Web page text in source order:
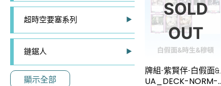
超時空要塞系列
鏈鋸人
顯示全部
SOLD
OUT
牌組-紫賢伴-白假面&
時生&穆頓
UA_DECK-NORM-